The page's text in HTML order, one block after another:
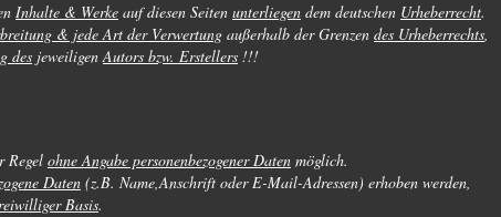
Inhalte & Werke auf diesen Seiten unterliegen dem deutschen Urheberrecht.
& jede Art der Verwertung außerhalb der Grenzen des Urheberrechts,
des jeweiligenAutors bzw. Erstellers !!!
Regel ohne Angabe personenbezogener Daten möglich.
Daten (z.B. Name,Anschrift oder E-Mail-Adressen) erhoben werden,
Basis.